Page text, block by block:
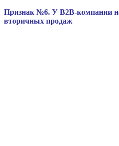
Признак №6. У B2B-компании
вторичных продаж